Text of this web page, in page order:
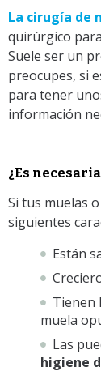
La cirugía de
quirúrgico
Suele ser un
preocupes, si
para tener
información
¿Es
Si tus muelas
siguientes
Están
Tienen
muela
Las
higiene